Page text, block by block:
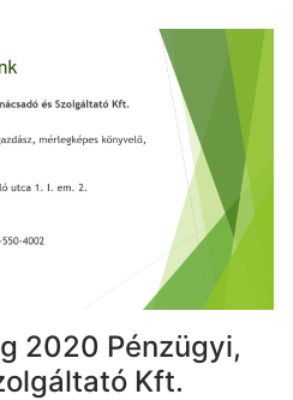
2020 Pénzügyi,
Kft.